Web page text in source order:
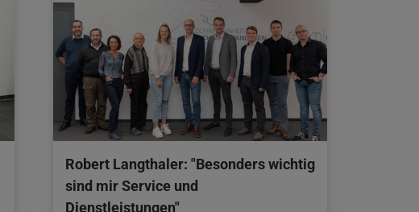
Robert Langthaler: "Besonders wichtig
sind mir Service und
Dienstleistungen"